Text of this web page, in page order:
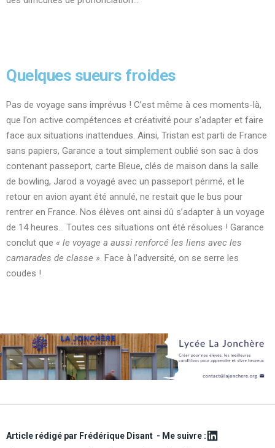
Quelques sueurs froides
Pas de voyage sans imprévus ! C’est même à ces moments-là,
que l’on active compétences et créativité pour s’adapter et faire
face aux situations inattendues. Ainsi, Tristan est parti de France
sans papiers, Garance a tout simplement oublié son sac à dos
contenant passeport, carte Bleue, clés de maison dans la salle
de bowling, Jarod a voyagé avec un passeport périmé, et le
retour en avion ayant été annulé, ne restait que le bus pour
rentrer en France. Nos élèves ont ainsi dû s’adapter à un voyage
de 14 heures… Toutes ces situations ont été résolues ! Garance
conclut que « le voyage a aussi renforcé les liens avec les
camarades de classe ». Face à l’adversité, on se serre les
coudes !
Article rédigé par Frédérique Disant - Me suivre :